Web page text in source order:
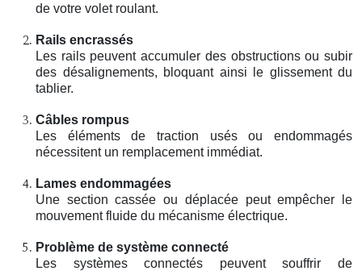
de votre volet roulant.
Rails encrassés
Les rails peuvent accumuler des obstructions ou subir
des désalignements, bloquant ainsi le glissement du
tablier.
Câbles rompus
Les éléments de traction usés ou endommagés
nécessitent un remplacement immédiat.
Lames endommagées
Une section cassée ou déplacée peut empêcher le
mouvement fluide du mécanisme électrique.
Problème de système connecté
Les systèmes connectés peuvent souffrir de